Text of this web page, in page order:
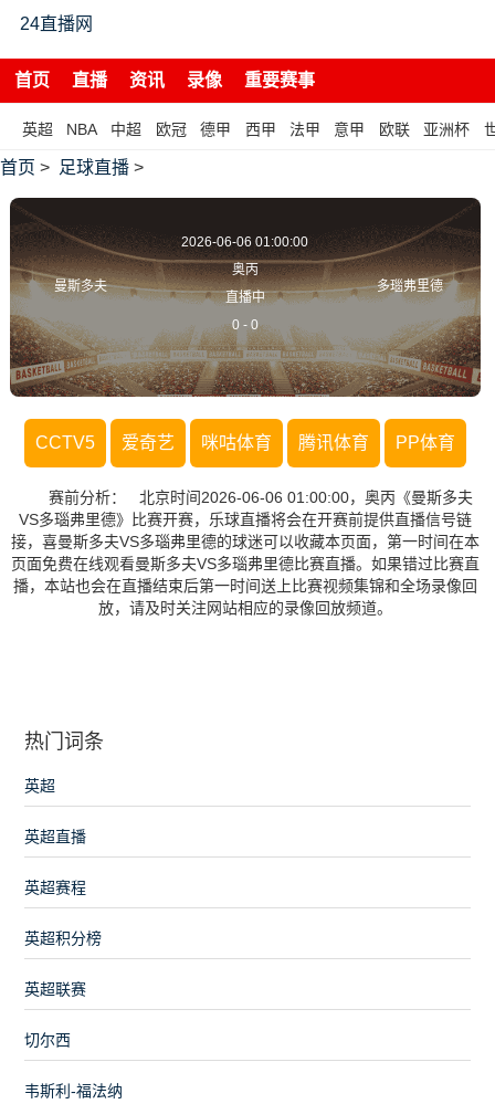
24直播网
首页 直播 资讯 录像 重要赛事
英超 NBA 中超 欧冠 德甲 西甲 法甲 意甲 欧联 亚洲杯
首页 > 足球直播 >
曼斯多夫
2026-06-06 01:00:00
奥丙
直播中
0 - 0
多瑙弗里德
CCTV5 爱奇艺 咪咕体育 腾讯体育 PP体育
赛前分析： 北京时间2026-06-06 01:00:00，奥丙《曼斯多夫
VS多瑙弗里德》比赛开赛，乐球直播将会在开赛前提供直播信号链
接，喜曼斯多夫VS多瑙弗里德的球迷可以收藏本页面，第一时间在本
页面免费在线观看曼斯多夫VS多瑙弗里德比赛直播。如果错过比赛直
播，本站也会在直播结束后第一时间送上比赛视频集锦和全场录像回
放，请及时关注网站相应的录像回放频道。
热门词条
英超
英超直播
英超赛程
英超积分榜
英超联赛
切尔西
韦斯利-福法纳